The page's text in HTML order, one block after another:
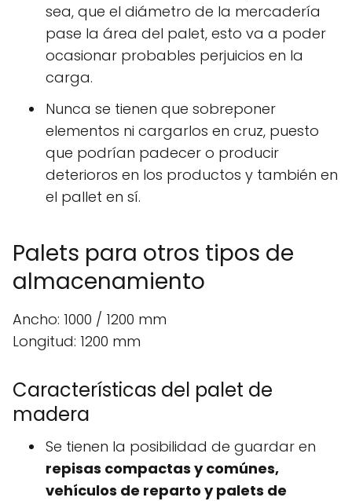
sea, que el diámetro de la mercadería
pase la área del palet, esto va a poder
ocasionar probables perjuicios en la
carga.
Nunca se tienen que sobreponer
elementos ni cargarlos en cruz, puesto
que podrían padecer o producir
deterioros en los productos y también en
el pallet en sí.
Palets para otros tipos de
almacenamiento
Ancho: 1000 / 1200 mm
Longitud: 1200 mm
Características del palet de
madera
Se tienen la posibilidad de guardar en
repisas compactas y comúnes,
vehículos de reparto y palets de